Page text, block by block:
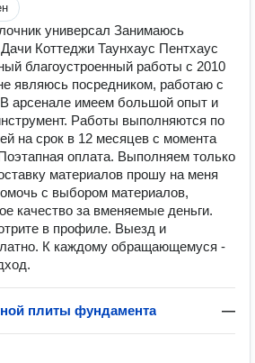
универсал Занимаюсь
Коттеджи Таунхаус Пентхаус
благоустроенный работы с 2010
являюсь посредником, работаю с
арсенале имеем большой опыт и
Работы выполняются по
на срок в 12 месяцев с момента
оплата. Выполняем только
материалов прошу на меня
с выбором материалов,
качество за вменяемые деньги.
в профиле. Выезд и
К каждому обращающемуся -
плиты фундамента —